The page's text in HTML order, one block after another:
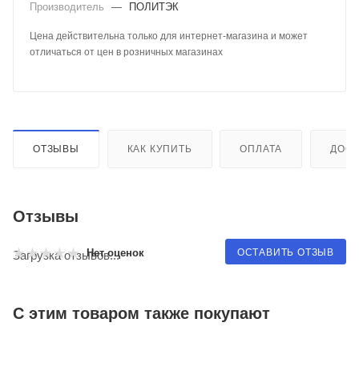
Производитель
— ПОЛИТЭК
Цена действительна только для интернет-магазина и может
отличаться от цен в розничных магазинах
ОТЗЫВЫ КАК КУПИТЬ ОПЛАТА
Отзывы
Нет оценок ОСТАВИТЬ ОТЗЫВ
Загрузка отзывов...
С этим товаром также покупают